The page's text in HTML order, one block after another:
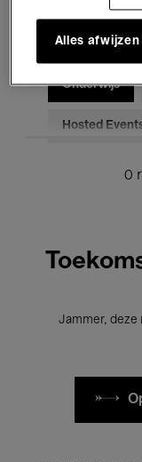
Voor iedereen
Onderwijs
Hosted
0
Jammer, deze
Alles afwijzen